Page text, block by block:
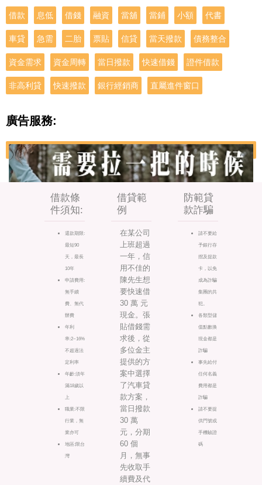
借款 息低 借錢 融資 當舖 當鋪 小額 代書
車貸 急需 二胎 票貼 信貸 當天撥款 債務整合
資金需求 資金周轉 當日撥款 快速借錢 證件借款
非高利貸 快速撥款 銀行經銷商 直屬進件窗口
廣告服務:
借款條
件須知:
還款期限:
最短90
天，最長
10年
申請費用:
無手續
費、無代
辦費
年利
率:2~16%
不超過法
定利率
年齡:須年
滿18歲以
上
職業:不限
行業，無
業亦可
地區:限台
灣
借貸範
例
在某公司
上班超過
一年，信
用不佳的
陳先生想
要快速借
30 萬 元
現金。張
貼借錢需
求後，從
多位金主
提供的方
案中選擇
了汽車貸
款方案，
當日撥款
30 萬
元，分期
60 個
月，無事
先收取手
續費及代
防範貸
款詐騙
請不要給
予銀行存
摺及提款
卡，以免
成為詐騙
集團的共
犯。
各類型儲
值點數換
現金都是
詐騙
事先給付
任何名義
費用都是
詐騙
請不要提
供門號或
手機驗證
碼